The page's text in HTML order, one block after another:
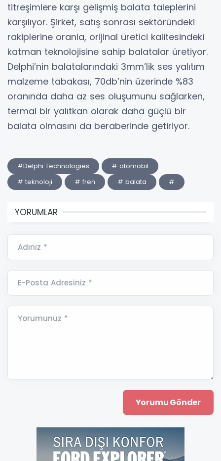
titreşimlere karşı gelişmiş balata taleplerini
karşılıyor. Şirket, satış sonrası sektöründeki
rakiplerine oranla, orijinal üretici kalitesindeki
katman teknolojisine sahip balatalar üretiyor.
Delphi’nin balatalarındaki 3mm’lik ses yalıtım
malzeme tabakası, 70db’nin üzerinde %83
oranında daha az ses oluşumunu sağlarken,
termal bir yalıtkan olarak daha güçlü bir
balata olmasını da beraberinde getiriyor.
#Delphi Technologies
# otomobil
# teknoloji
# fren # balata #
YORUMLAR
Adınız *
E-Posta Adresiniz *
Yorumunuz *